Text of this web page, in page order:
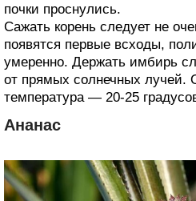
почки проснулись.
Сажать корень следует не
появятся первые всходы,
умеренно. Держать имбирь
от прямых солнечных лучей.
температура — 20-25
Ананас